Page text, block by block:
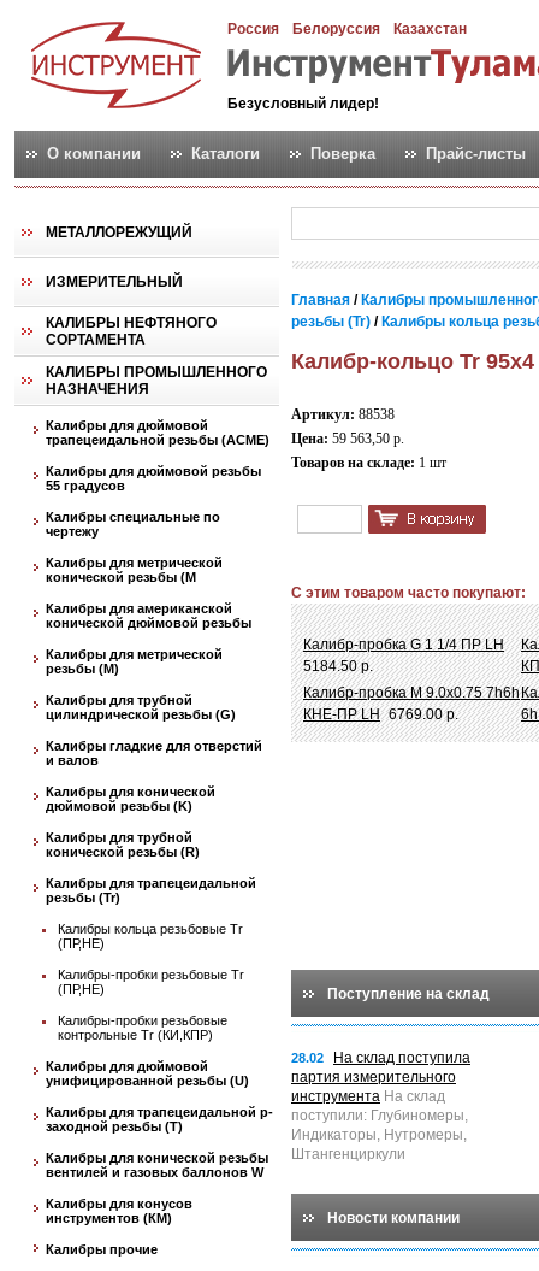
Россия Белоруссия Казахстан
Безусловный лидер!
О компании Каталоги Поверка Прайс-листы
МЕТАЛЛОРЕЖУЩИЙ
ИЗМЕРИТЕЛЬНЫЙ
КАЛИБРЫ НЕФТЯНОГО
СОРТАМЕНТА
КАЛИБРЫ ПРОМЫШЛЕННОГО
НАЗНАЧЕНИЯ
Калибры для дюймовой
трапецеидальной резьбы (АСМЕ)
Калибры для дюймовой резьбы
55 градусов
Калибры специальные по
чертежу
Калибры для метрической
конической резьбы (М
Калибры для американской
конической дюймовой резьбы
Калибры для метрической
резьбы (М)
Калибры для трубной
цилиндрической резьбы (G)
Калибры гладкие для отверстий
и валов
Калибры для конической
дюймовой резьбы (K)
Калибры для трубной
конической резьбы (R)
Калибры для трапецеидальной
резьбы (Tr)
Калибры кольца резьбовые Tr
(ПР,НЕ)
Калибры-пробки резьбовые Tr
(ПР,НЕ)
Калибры-пробки резьбовые
контрольные Tr (КИ,КПР)
Калибры для дюймовой
унифицированной резьбы (U)
Калибры для трапецеидальной p-
заходной резьбы (T)
Калибры для конической резьбы
вентилей и газовых баллонов W
Калибры для конусов
инструментов (КМ)
Калибры прочие
Главная / Калибры
резьбы (Tr) / Калибры кольца
Калибр-кольцо Tr
Артикул: 88538
Цена: 59 563,50 р.
Товаров на складе: 1 шт
С этим товаром часто покупают:
Калибр-пробка G 1 1/4 ПР LH
5184.50 р.
Калибр-пробка М 9.0х0.75 7h6h
КНЕ-ПР LH 6769.00 р.
Поступление на склад
28.02
На склад поступила
партия измерительного
инструмента На склад
поступили: Глубиномеры,
Индикаторы, Нутромеры,
Штангенциркули
Новости компании